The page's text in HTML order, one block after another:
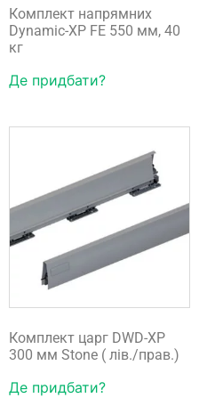
Комплект напрямних
Dynamic-XP FE 550 мм, 40
кг
Де придбати?
Комплект царг DWD-XP
300 мм Stone ( лів./прав.)
Де придбати?